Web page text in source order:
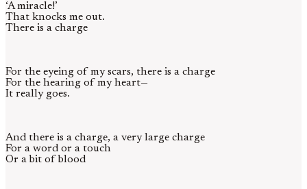
‘A miracle!’
That knocks me out.
There is a charge
For the eyeing of my scars, there is a charge
For the hearing of my heart—
It really goes.
And there is a charge, a very large charge
For a word or a touch
Or a bit of blood